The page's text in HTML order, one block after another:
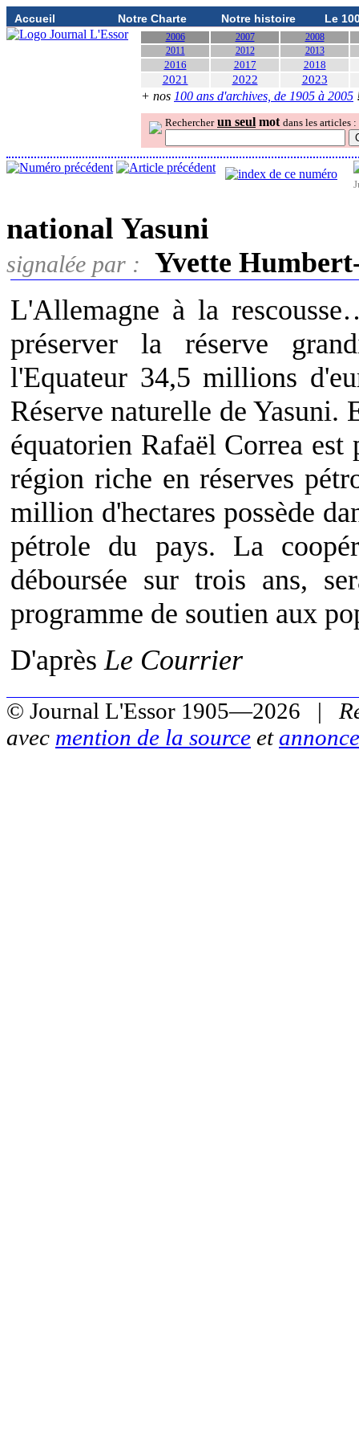
Accueil Notre Charte Notre histoire Le
2006 2007
2008
2011
2012 2013
2016 2017 2018
2021 2022 2023
+ nos 100 ans d'archives, de 1905 à 2005
Rechercher un seul mot dans les articles :
national Yasuni
signalée par :
Yvette
L'Allemagne à la
préserver la réserve
l'Equateur 34,5 millions
Réserve naturelle de Yasuni.
équatorien Rafaël Correa
région riche en réserves
million d'hectares possède
pétrole du pays. La
déboursée sur trois ans,
programme de soutien aux
D'aprèsLe Courrier
© Journal L'Essor 1905—2026 |
avec mention de la source et